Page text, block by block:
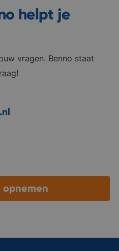
helpt je
vragen. Benno staat